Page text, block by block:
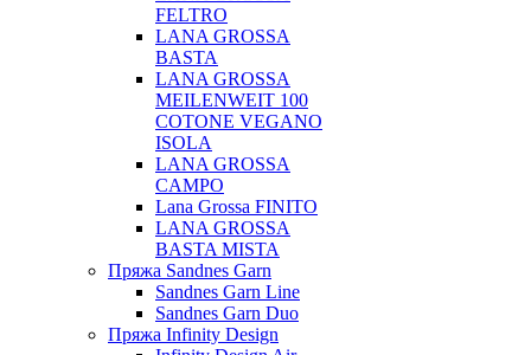
FELTRO
LANA GROSSA
BASTA
LANA GROSSA
MEILENWEIT 100
COTONE VEGANO
ISOLA
LANA GROSSA
CAMPO
Lana Grossa FINITO
LANA GROSSA
BASTA MISTA
Пряжа Sandnes Garn
Sandnes Garn Line
Sandnes Garn Duo
Пряжа Infinity Design